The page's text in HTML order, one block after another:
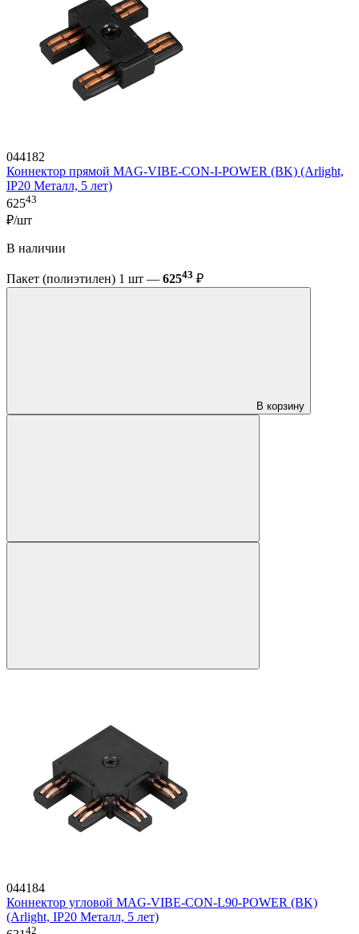
044182
Коннектор прямой MAG-VIBE-CON-I-POWER (BK) (Arlight,
IP20 Металл, 5 лет)
62543
₽/шт
В наличии
Пакет (полиэтилен) 1 шт — 62543 ₽
В корзину
044184
Коннектор угловой MAG-VIBE-CON-L90-POWER (BK)
(Arlight, IP20 Металл, 5 лет)
42